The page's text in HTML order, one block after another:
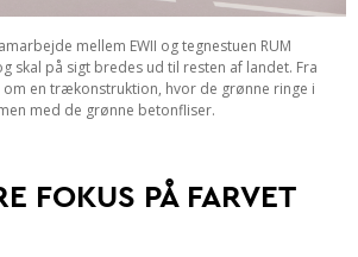
mellem EWII og tegnestuen RUM
skal på sigt bredes ud til resten af landet. Fra
en trækonstruktion, hvor de grønne ringe i
med de grønne betonfliser.
FOKUS PÅ FARVET